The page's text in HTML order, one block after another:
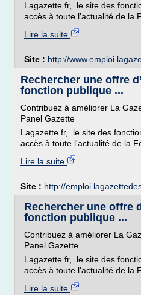
Lagazette.fr, le site des
accès à toute l'actualité de la
Lire la suite
Site : http://
Rechercher une offre
fonction publique ...
Contribuez à améliorer La
Panel Gazette
Lagazette.fr, le site des
accès à toute l'actualité de la
Lire la suite
Site : http://
Rechercher une offre
fonction publique ...
Contribuez à améliorer La
Panel Gazette
Lagazette.fr, le site des
accès à toute l'actualité de la
Lire la suite